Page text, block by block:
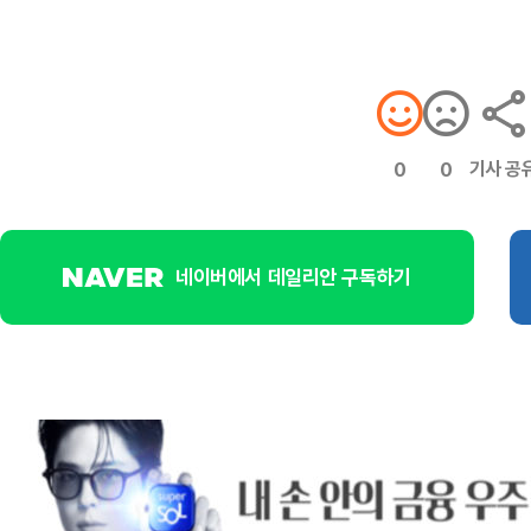
0 0 기사 공
네이버에서 데일리안 구독하기